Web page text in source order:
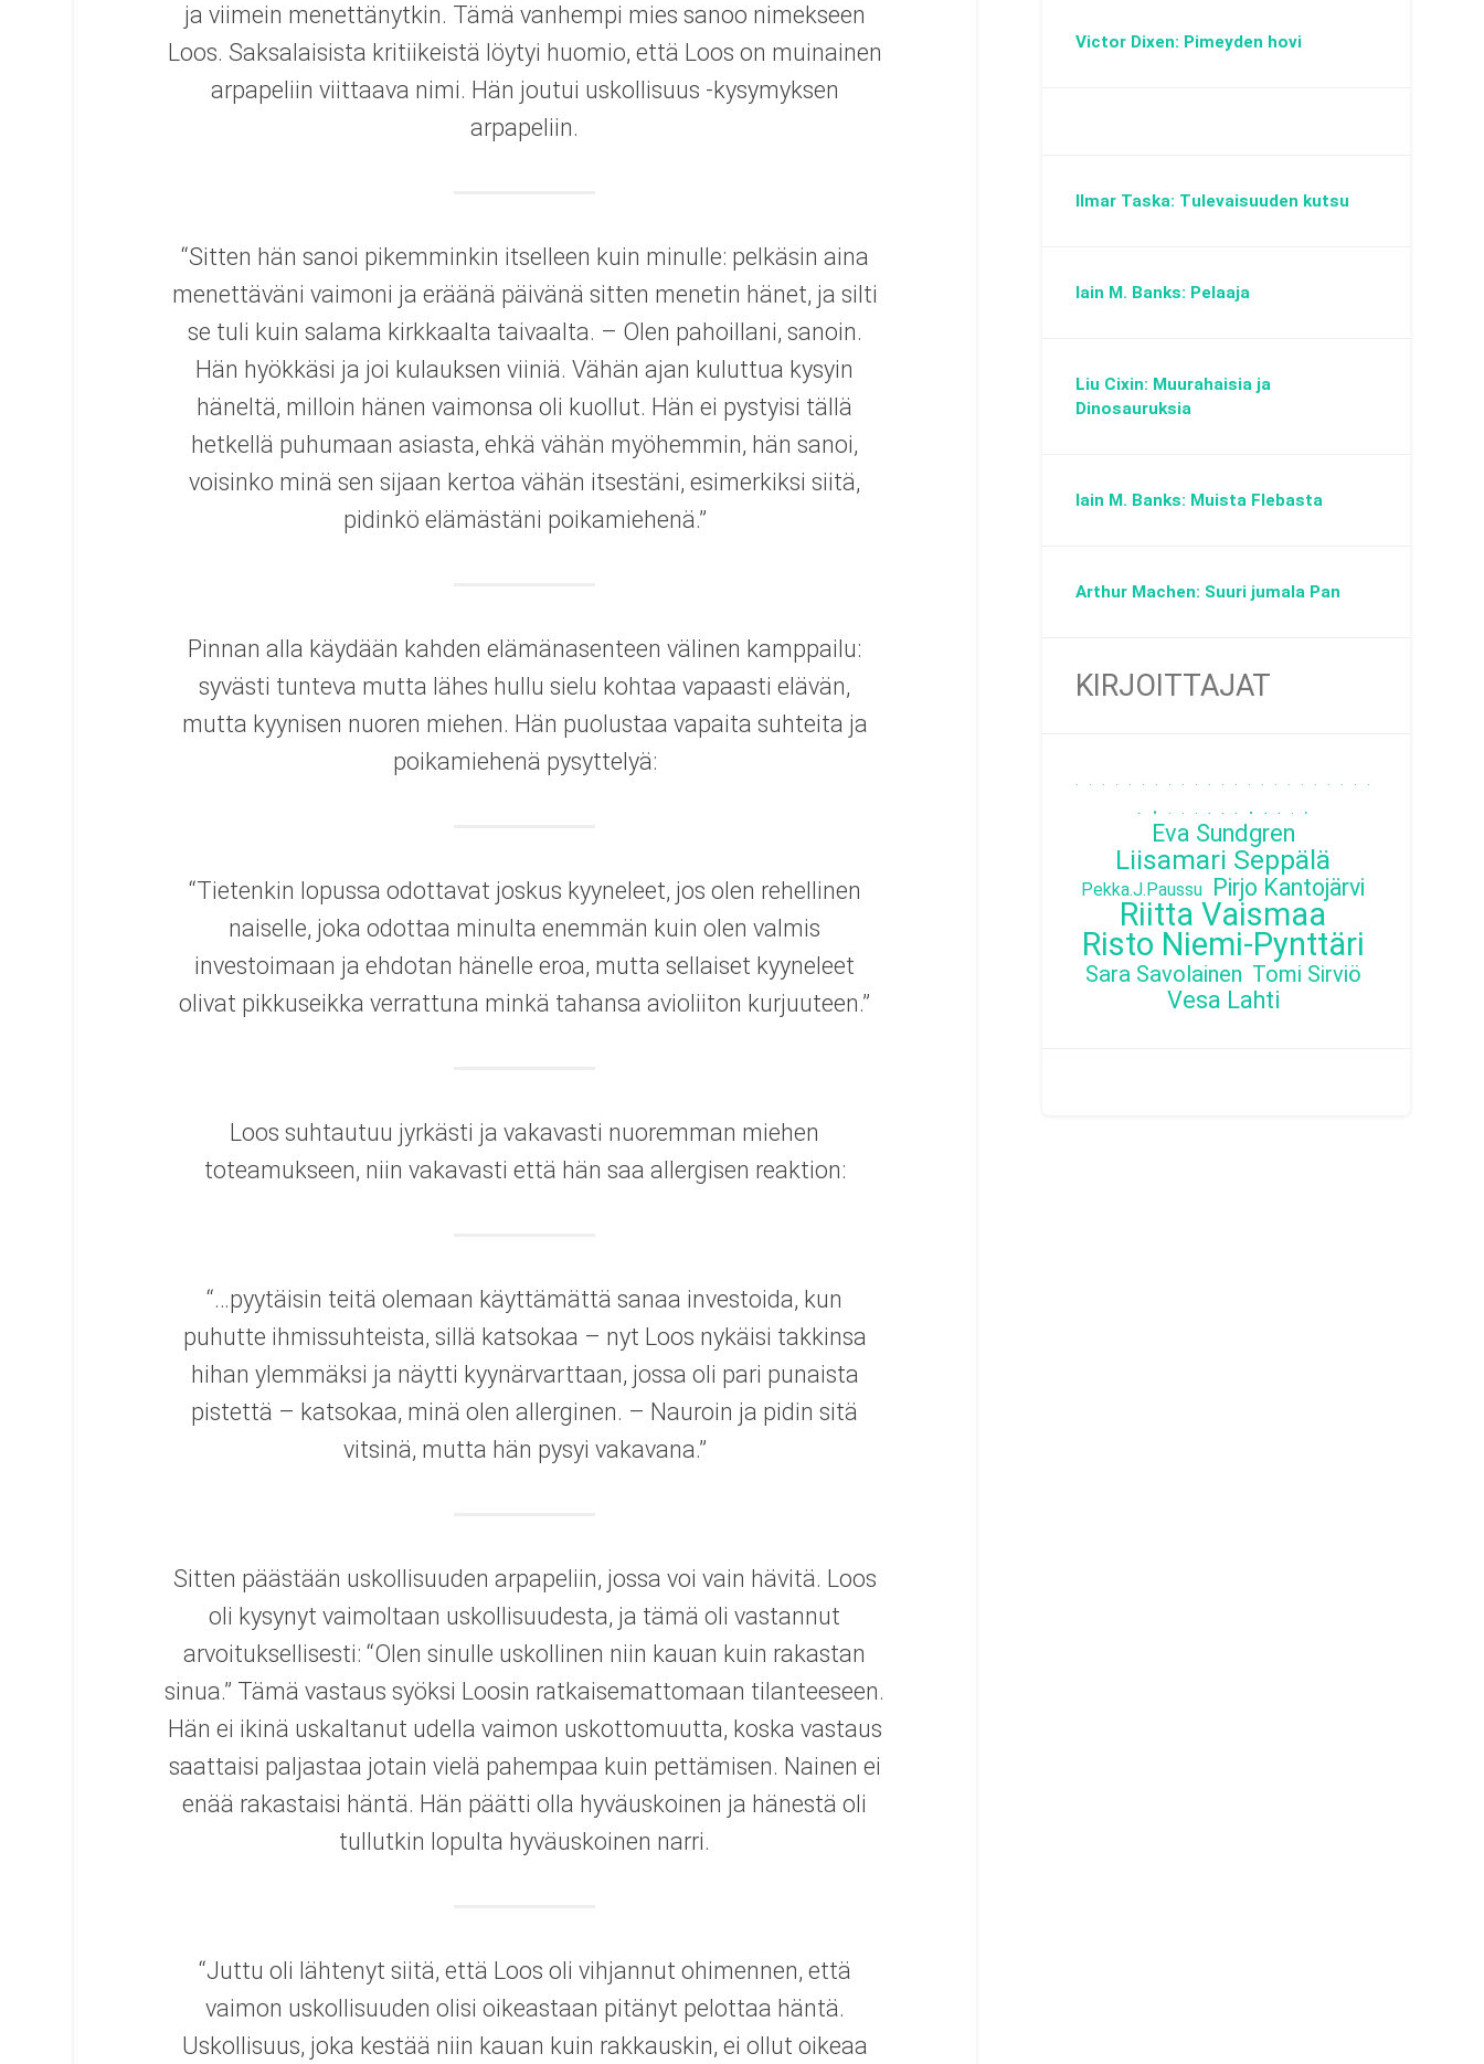
ja viimein menettänytkin. Tämä vanhempi mies sanoo nimekseen
Loos. Saksalaisista kritiikeistä löytyi huomio, että Loos on muinainen
arpapeliin viittaava nimi. Hän joutui uskollisuus -kysymyksen
arpapeliin.
“Sitten hän sanoi pikemminkin itselleen kuin minulle: pelkäsin aina
menettäväni vaimoni ja eräänä päivänä sitten menetin hänet, ja silti
se tuli kuin salama kirkkaalta taivaalta. – Olen pahoillani, sanoin.
Hän hyökkäsi ja joi kulauksen viiniä. Vähän ajan kuluttua kysyin
häneltä, milloin hänen vaimonsa oli kuollut. Hän ei pystyisi tällä
hetkellä puhumaan asiasta, ehkä vähän myöhemmin, hän sanoi,
voisinko minä sen sijaan kertoa vähän itsestäni, esimerkiksi siitä,
pidinkö elämästäni poikamiehenä.”
Pinnan alla käydään kahden elämänasenteen välinen kamppailu:
syvästi tunteva mutta lähes hullu sielu kohtaa vapaasti elävän,
mutta kyynisen nuoren miehen. Hän puolustaa vapaita suhteita ja
poikamiehenä pysyttelyä:
“Tietenkin lopussa odottavat joskus kyyneleet, jos olen rehellinen
naiselle, joka odottaa minulta enemmän kuin olen valmis
investoimaan ja ehdotan hänelle eroa, mutta sellaiset kyyneleet
olivat pikkuseikka verrattuna minkä tahansa avioliiton kurjuuteen.”
Loos suhtautuu jyrkästi ja vakavasti nuoremman miehen
toteamukseen, niin vakavasti että hän saa allergisen reaktion:
“…pyytäisin teitä olemaan käyttämättä sanaa investoida, kun
puhutte ihmissuhteista, sillä katsokaa – nyt Loos nykäisi takkinsa
hihan ylemmäksi ja näytti kyynärvarttaan, jossa oli pari punaista
pistettä – katsokaa, minä olen allerginen. – Nauroin ja pidin sitä
vitsinä, mutta hän pysyi vakavana.”
Sitten päästään uskollisuuden arpapeliin, jossa voi vain hävitä. Loos
oli kysynyt vaimoltaan uskollisuudesta, ja tämä oli vastannut
arvoituksellisesti: “Olen sinulle uskollinen niin kauan kuin rakastan
sinua.” Tämä vastaus syöksi Loosin ratkaisemattomaan tilanteeseen.
Hän ei ikinä uskaltanut udella vaimon uskottomuutta, koska vastaus
saattaisi paljastaa jotain vielä pahempaa kuin pettämisen. Nainen ei
enää rakastaisi häntä. Hän päätti olla hyväuskoinen ja hänestä oli
tullutkin lopulta hyväuskoinen narri.
“Juttu oli lähtenyt siitä, että Loos oli vihjannut ohimennen, että
vaimon uskollisuuden olisi oikeastaan pitänyt pelottaa häntä.
Uskollisuus, joka kestää niin kauan kuin rakkauskin, ei ollut oikeaa
Victor Dixen: Pimeyden hovi
Ilmar Taska: Tulevaisuuden kutsu
Iain M. Banks: Pelaaja
Liu Cixin: Muurahaisia ja
Dinosauruksia
Iain M. Banks: Muista Flebasta
Arthur Machen: Suuri jumala Pan
KIRJOITTAJAT
. . . . . . . . . . . . . . . . . . . . . . .
. . . . . . . . . .
Eva Sundgren
Liisamari Seppälä
Pekka.J.Paussu Pirjo Kantojärvi
Riitta Vaismaa
Risto Niemi-Pynttäri
Sara Savolainen Tomi Sirviö
Vesa Lahti